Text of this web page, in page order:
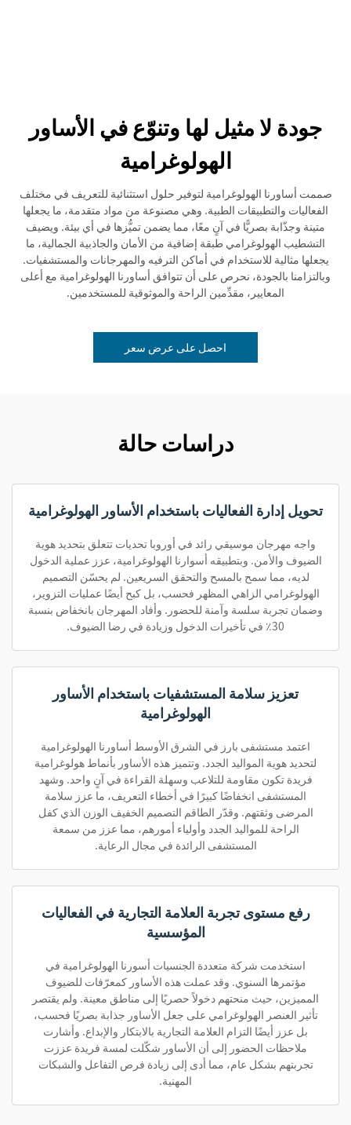
جودة لا مثيل لها وتنوّع في الأساور
الهولوغرامية
صممت أساورنا الهولوغرامية لتوفير حلول استثنائية للتعريف في مختلف
الفعاليات والتطبيقات الطبية. وهي مصنوعة من مواد متقدمة، ما يجعلها
متينة وجذّابة بصريًّا في آنٍ معًا، مما يضمن تميُّزها في أي بيئة. ويضيف
التشطيب الهولوغرامي طبقة إضافية من الأمان والجاذبية الجمالية، ما
يجعلها مثالية للاستخدام في أماكن الترفيه والمهرجانات والمستشفيات.
وبالتزامنا بالجودة، نحرص على أن تتوافق أساورنا الهولوغرامية مع أعلى
المعايير، مقدِّمين الراحة والموثوقية للمستخدمين.
احصل على عرض سعر
دراسات حالة
تحويل إدارة الفعاليات باستخدام الأساور الهولوغرامية
واجه مهرجان موسيقي رائد في أوروبا تحديات تتعلق بتحديد هوية
الضيوف والأمن. وبتطبيقه أسوارنا الهولوغرامية، عزز عملية الدخول
لديه، مما سمح بالمسح والتحقق السريعين. لم يحسّن التصميم
الهولوغرامي الزاهي المظهر فحسب، بل كبح أيضًا عمليات التزوير،
وضمان تجربة سلسة وآمنة للحضور. وأفاد المهرجان بانخفاض بنسبة
30٪ في تأخيرات الدخول وزيادة في رضا الضيوف.
تعزيز سلامة المستشفيات باستخدام الأساور
الهولوغرامية
اعتمد مستشفى بارز في الشرق الأوسط أساورنا الهولوغرامية
لتحديد هوية المواليد الجدد. وتتميز هذه الأساور بأنماط هولوغرامية
فريدة تكون مقاومة للتلاعب وسهلة القراءة في آنٍ واحد. وشهد
المستشفى انخفاضًا كبيرًا في أخطاء التعريف، ما عزز سلامة
المرضى وثقتهم. وقدّر الطاقم التصميم الخفيف الوزن الذي كفل
الراحة للمواليد الجدد وأولياء أمورهم، مما عزز من سمعة
المستشفى الرائدة في مجال الرعاية.
رفع مستوى تجربة العلامة التجارية في الفعاليات
المؤسسية
استخدمت شركة متعددة الجنسيات أسورنا الهولوغرامية في
مؤتمرها السنوي. وقد عملت هذه الأساور كمعرّفات للضيوف
المميزين، حيث منحتهم دخولاً حصريًا إلى مناطق معينة. ولم يقتصر
تأثير العنصر الهولوغرامي على جعل الأساور جذابة بصريًا فحسب،
بل عزز أيضًا التزام العلامة التجارية بالابتكار والإبداع. وأشارت
ملاحظات الحضور إلى أن الأساور شكّلت لمسة فريدة عززت
تجربتهم بشكل عام، مما أدى إلى زيادة فرص التفاعل والشبكات
المهنية.